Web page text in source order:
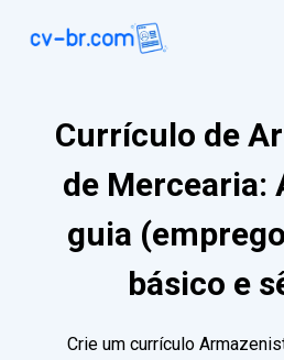
Currículo de
de Mercearia:
guia
básico e
Crie um currículo